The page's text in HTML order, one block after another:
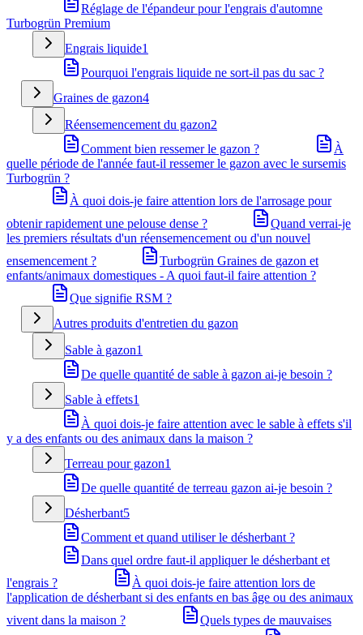
Réglage de l'épandeur pour l'engrais d'automne
Turbogrün Premium
Engrais liquide1
Pourquoi l'engrais liquide ne sort-il pas du sac ?
Graines de gazon4
Réensemencement du gazon2
Comment bien ressemer le gazon ?
À
quelle période de l'année faut-il ressemer le gazon avec le sursemis
Turbogrün ?
À quoi dois-je faire attention lors de l'arrosage pour
obtenir rapidement une pelouse dense ?
Quand verrai-je
les premiers résultats d'un réensemencement ou d'un nouvel
ensemencement ?
Turbogrün Graines de gazon et
enfants/animaux domestiques - A quoi faut-il faire attention ?
Que signifie RSM ?
Autres produits d'entretien du gazon
Sable à gazon1
De quelle quantité de sable à gazon ai-je besoin ?
Sable à effets1
À quoi dois-je faire attention avec le sable à effets s'il
y a des enfants ou des animaux dans la maison ?
Terreau pour gazon1
De quelle quantité de terreau gazon ai-je besoin ?
Désherbant5
Comment et quand utiliser le désherbant ?
Dans quel ordre faut-il appliquer le désherbant et
l'engrais ?
À quoi dois-je faire attention lors de
l'application de désherbant si des enfants en bas âge ou des animaux
vivent dans la maison ?
Quels types de mauvaises